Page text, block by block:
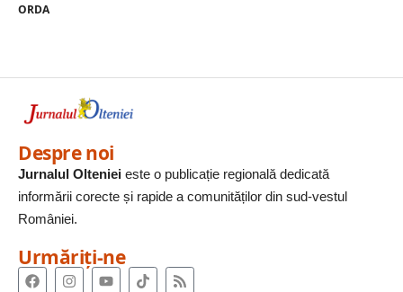
ORDA
Despre noi
Jurnalul Olteniei este o publicație regională dedicată
informării corecte și rapide a comunităților din sud-vestul
României.
Urmăriți-ne